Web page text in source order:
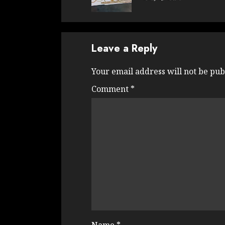
Leave a Reply
Your email address will not be
Comment *